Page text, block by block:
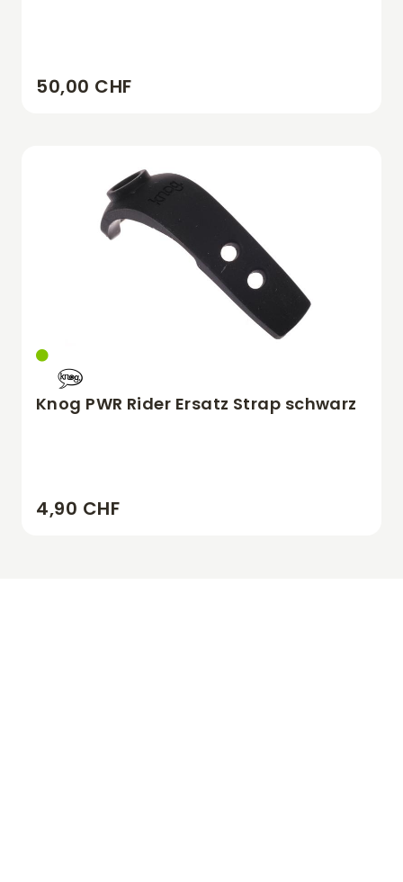
50,00 CHF
Knog PWR Rider Ersatz Strap schwarz
4,90 CHF